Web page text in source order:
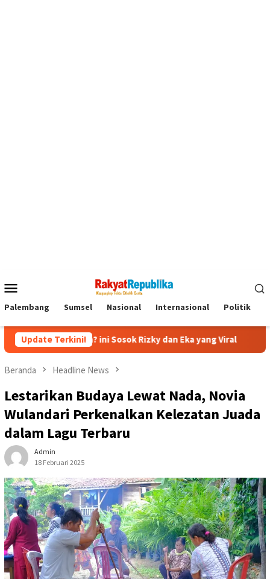
Mobile
Palembang Sumsel Nasional Internasional Politik
Update Terkini!
Sofa? ini Sosok Rizky dan Eka yang Viral Eks
Beranda Headline News
Lestarikan Budaya Lewat Nada, Novia
Wulandari Perkenalkan Kelezatan Juada
dalam Lagu Terbaru
Admin
18 Februari 2025